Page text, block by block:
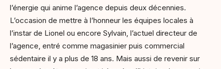
l’énergie qui anime l’agence depuis deux décennies.
L’occasion de mettre à l’honneur les équipes locales à
l’instar de Lionel ou encore Sylvain, l’actuel directeur de
l’agence, entré comme magasinier puis commercial
sédentaire il y a plus de 18 ans. Mais aussi de revenir sur